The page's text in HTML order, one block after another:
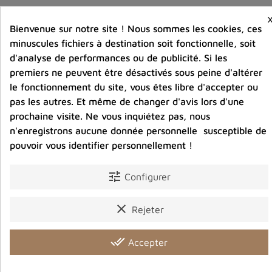
Vous aimerez aussi
Bienvenue sur notre site ! Nous sommes les cookies, ces
minuscules fichiers à destination soit fonctionnelle, soit
d'analyse de performances ou de publicité. Si les
premiers ne peuvent être désactivés sous peine d'altérer
le fonctionnement du site, vous êtes libre d'accepter ou
pas les autres. Et même de changer d'avis lors d'une
prochaine visite. Ne vous inquiétez pas, nous
n'enregistrons aucune donnée personnelle susceptible de
pouvoir vous identifier personnellement !
tune Configurer
clear Rejeter
done_all Accepter